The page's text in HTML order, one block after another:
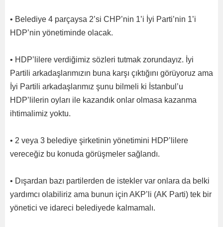
• Belediye 4 parçaysa 2’si CHP’nin 1’i İyi Parti’nin 1’i
HDP’nin yönetiminde olacak.
• HDP’lilere verdiğimiz sözleri tutmak zorundayız. İyi
Partili arkadaşlarımızın buna karşı çıktığını görüyoruz ama
İyi Partili arkadaşlarımız şunu bilmeli ki İstanbul’u
HDP’lilerin oyları ile kazandık onlar olmasa kazanma
ihtimalimiz yoktu.
• 2 veya 3 belediye şirketinin yönetimini HDP’lilere
vereceğiz bu konuda görüşmeler sağlandı.
• Dışardan bazı partilerden de istekler var onlara da belki
yardımcı olabiliriz ama bunun için AKP’li (AK Parti) tek bir
yönetici ve idareci belediyede kalmamalı.